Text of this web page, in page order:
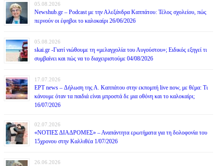
05.08.2026
Newshub.gr – Podcast με την Αλεξάνδρα Καππάτου: Τέλος σχολείου, πώς
περνούν οι έφηβοι το καλοκαίρι 26/06/2026
05.08.2026
skai.gr -Γιατί νιώθουμε τη «μελαγχολία του Αυγούστου»; Ειδικός εξηγεί τι
συμβαίνει και πώς να το διαχειριστούμε 04/08/2026
17.07.2026
ΕΡΤ news – Δήλωση της Α. Καππάτου στην εκπομπή live now, με θέμα: Τι
κάνουμε όταν τα παιδιά είναι μπροστά δε μια οθόνη και το καλοκαίρι;
16/07/2026
02.07.2026
«ΝΟΤΙΕΣ ΔΙΑΔΡΟΜΕΣ» – Αναπάντητα ερωτήματα για τη δολοφονία του
15χρονου στην Καλλιθέα 1/07/2026
26.06.2026